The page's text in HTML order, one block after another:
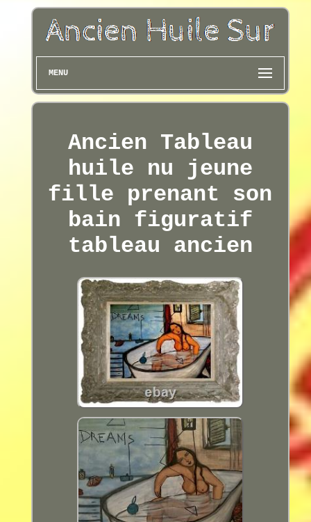
MENU
Ancien Tableau
huile nu jeune
fille prenant son
bain figuratif
tableau ancien